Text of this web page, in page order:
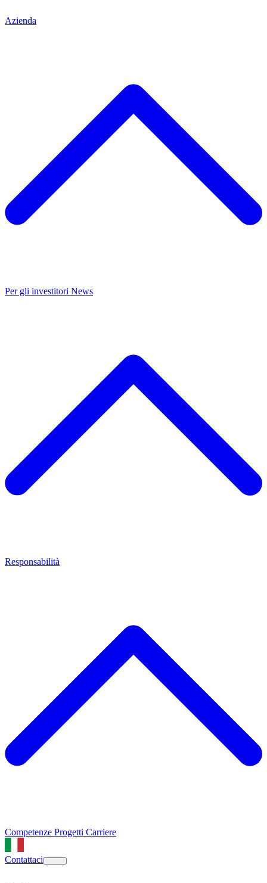
Azienda
Per gli investitori News
Responsabilità
Competenze Progetti Carriere
Contattaci